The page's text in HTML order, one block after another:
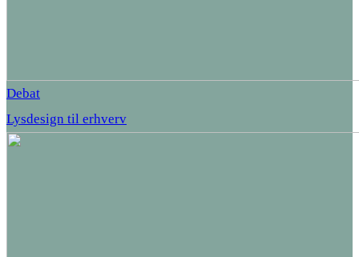
Debat
Lysdesign til erhverv